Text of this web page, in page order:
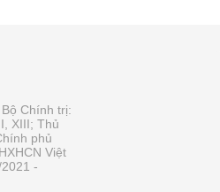
Chính trị:
XIII; Thủ
phủ
Việt
-